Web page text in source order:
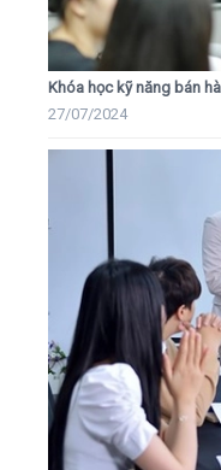
Khóa học kỹ năng bán
27/07/2024